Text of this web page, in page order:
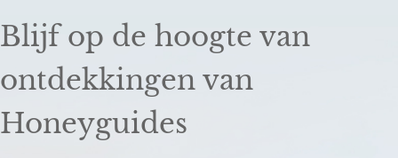
l
e
e
l
e
e
p
k
o
i
Blijf op de hoogte van
ontdekkingen van
Honeyguides